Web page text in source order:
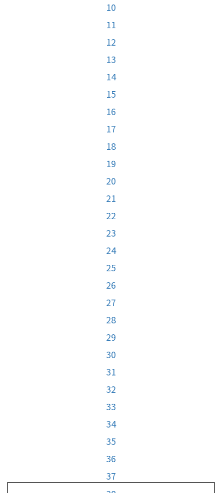
10
11
12
13
14
15
16
17
18
19
20
21
22
23
24
25
26
27
28
29
30
31
32
33
34
35
36
37